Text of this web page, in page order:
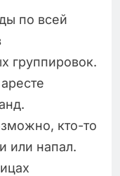
по всей
группировок.
кто-то
или напал.